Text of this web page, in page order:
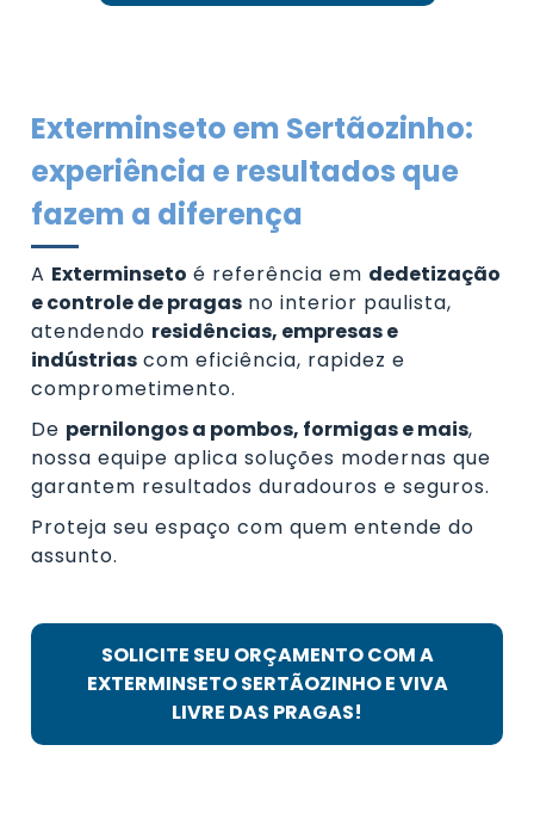
Exterminseto em Sertãozinho:
experiência e resultados que
fazem a diferença
A Exterminseto é referência em dedetização
e controle de pragas no interior paulista,
atendendo residências, empresas e
indústrias com eficiência, rapidez e
comprometimento.
De pernilongos a pombos, formigas e mais,
nossa equipe aplica soluções modernas que
garantem resultados duradouros e seguros.
Proteja seu espaço com quem entende do
assunto.
SOLICITE SEU ORÇAMENTO COM A
EXTERMINSETO SERTÃOZINHO E VIVA
LIVRE DAS PRAGAS!